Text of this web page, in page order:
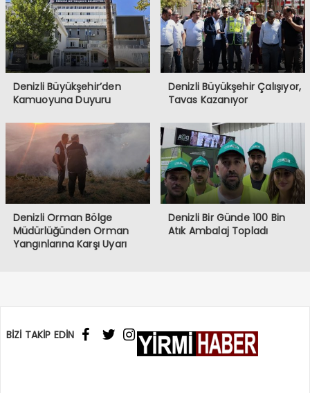
Denizli Büyükşehir’den
Kamuoyuna Duyuru
Denizli Büyükşehir Çalışıyor,
Tavas Kazanıyor
Denizli Orman Bölge
Müdürlüğünden Orman
Yangınlarına Karşı Uyarı
Denizli Bir Günde 100 Bin
Atık Ambalaj Topladı
BİZİ TAKİP EDİN